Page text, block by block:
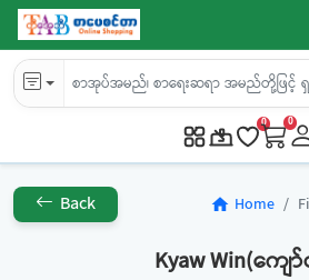
0 0
Back home Home
Kyaw Win(ကျော်